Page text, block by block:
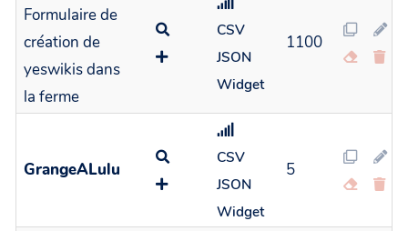
Formulaire de
création de
yeswikis dans
la ferme
CSV
JSON
Widget
1100
GrangeALulu
CSV
JSON
Widget
5